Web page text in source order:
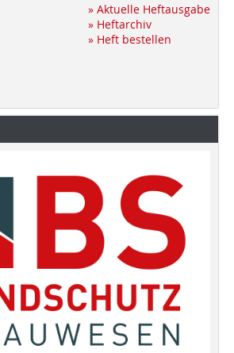
» Aktuelle Heftausgabe
» Heftarchiv
» Heft bestellen